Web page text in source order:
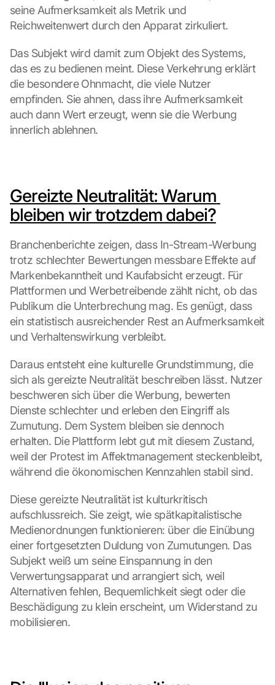
seine Aufmerksamkeit als Metrik und
Reichweitenwert durch den Apparat zirkuliert.
Das Subjekt wird damit zum Objekt des Systems,
das es zu bedienen meint. Diese Verkehrung erklärt
die besondere Ohnmacht, die viele Nutzer
empfinden. Sie ahnen, dass ihre Aufmerksamkeit
auch dann Wert erzeugt, wenn sie die Werbung
innerlich ablehnen.
Gereizte Neutralität: Warum
bleiben wir trotzdem dabei?
Branchenberichte zeigen, dass In-Stream-Werbung
trotz schlechter Bewertungen messbare Effekte auf
Markenbekanntheit und Kaufabsicht erzeugt. Für
Plattformen und Werbetreibende zählt nicht, ob das
Publikum die Unterbrechung mag. Es genügt, dass
ein statistisch ausreichender Rest an Aufmerksamkeit
und Verhaltenswirkung verbleibt.
Daraus entsteht eine kulturelle Grundstimmung, die
sich als gereizte Neutralität beschreiben lässt. Nutzer
beschweren sich über die Werbung, bewerten
Dienste schlechter und erleben den Eingriff als
Zumutung. Dem System bleiben sie dennoch
erhalten. Die Plattform lebt gut mit diesem Zustand,
weil der Protest im Affektmanagement steckenbleibt,
während die ökonomischen Kennzahlen stabil sind.
Diese gereizte Neutralität ist kulturkritisch
aufschlussreich. Sie zeigt, wie spätkapitalistische
Medienordnungen funktionieren: über die Einübung
einer fortgesetzten Duldung von Zumutungen. Das
Subjekt weiß um seine Einspannung in den
Verwertungsapparat und arrangiert sich, weil
Alternativen fehlen, Bequemlichkeit siegt oder die
Beschädigung zu klein erscheint, um Widerstand zu
mobilisieren.